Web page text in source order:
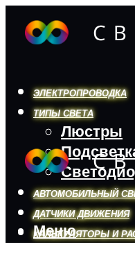
ЭЛЕКТРОПРОВОДКА
ТИПЫ СВЕТА
Люстры
АВТОМОБИЛЬНЫЙ
ДАТЧИКИ ДВИЖЕНИЯ
КАЛЬКУЛЯТОРЫ И
Меню